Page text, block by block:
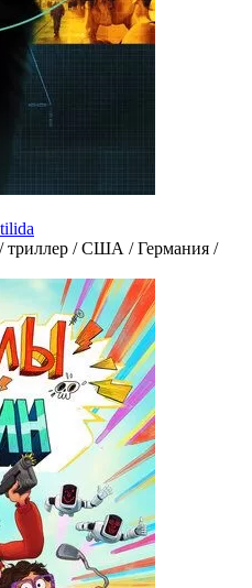
/ триллер / США / Германия /